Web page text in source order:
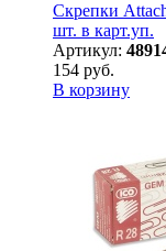
Скрепки
шт. в карт.уп.
Артикул:
154 руб.
В корзину